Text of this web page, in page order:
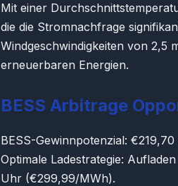
Mit einer
die die Stromnachfrage
Windgeschwindigkeiten von 2,5
erneuerbaren Energien.
BESS Arbitrage
BESS-Gewinnpotenzial:
Optimale Ladestrategie:
Uhr (€299,99/MWh).